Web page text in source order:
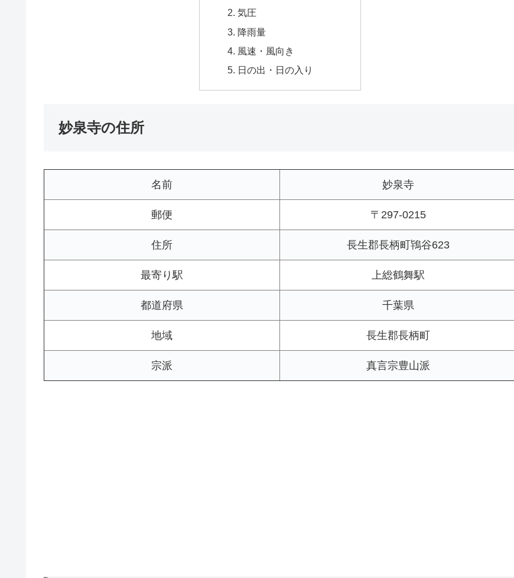
気圧
降雨量
風速・風向き
日の出・日の入り
妙泉寺の住所
名前 妙泉寺
郵便 〒297-0215
住所 長生郡長柄町鴇谷623
最寄り駅 上総鶴舞駅
都道府県 千葉県
地域 長生郡長柄町
宗派 真言宗豊山派